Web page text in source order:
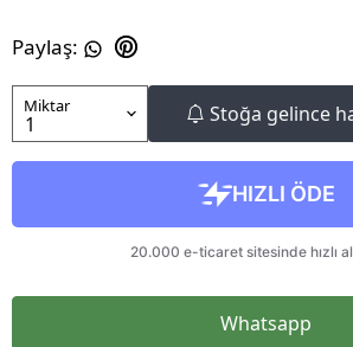
Paylaş:
Miktar Stoğa gelince
Whatsapp